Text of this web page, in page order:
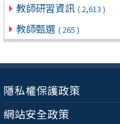
教師研習資訊 ( 2,613 )
教師甄選 ( 265 )
隱私權保護政策
網站安全政策